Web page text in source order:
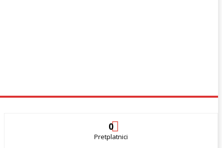
0
Pretplatnici